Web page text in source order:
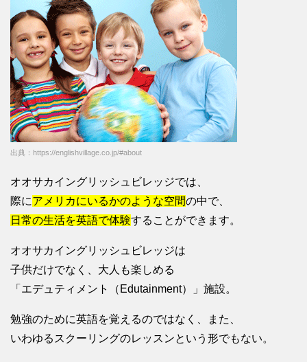
出典：https://englishvillage.co.jp/#about
オオサカイングリッシュビレッジでは、
際にアメリカにいるかのような空間の中で、
日常の生活を英語で体験することができます。
オオサカイングリッシュビレッジは
子供だけでなく、大人も楽しめる
「エデュティメント（Edutainment）」施設。
勉強のために英語を覚えるのではなく、また、
いわゆるスクーリングのレッスンという形でもない。